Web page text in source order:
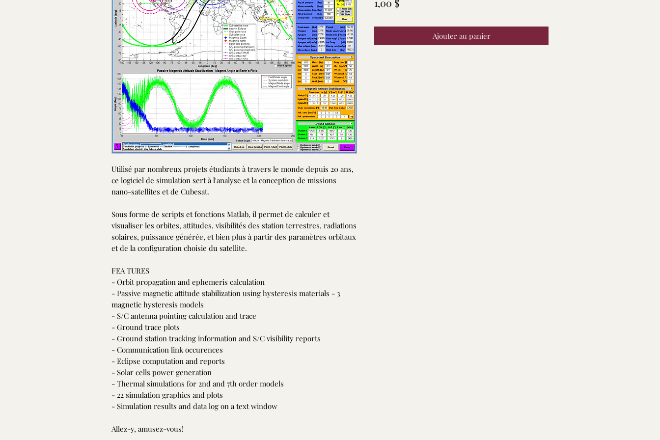
Utilisé par nombreux projets étudiants à travers le monde depuis 20 ans,
ce logiciel de simulation sert à l'analyse et la conception de missions
nano-satellites et de Cubesat.
Sous forme de scripts et fonctions Matlab, il permet de calculer et
visualiser les orbites, attitudes, visibilités des station terrestres, radiations
solaires, puissance générée, et bien plus à partir des paramètres orbitaux
et de la configuration choisie du satellite.
FEA TURES
- Orbit propagation and ephemeris calculation
- Passive magnetic attitude stabilization using hysteresis materials - 3
magnetic hysteresis models
- S/C antenna pointing calculation and trace
- Ground trace plots
- Ground station tracking information and S/C visibility reports
- Communication link occurences
- Eclipse computation and reports
- Solar cells power generation
- Thermal simulations for 2nd and 7th order models
- 22 simulation graphics and plots
- Simulation results and data log on a text window
Allez-y, amusez-vous!
Ajouter au panier